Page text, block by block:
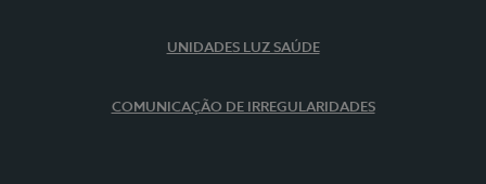
UNIDADES LUZ SAÚDE
COMUNICAÇÃO DE IRREGULARIDADES